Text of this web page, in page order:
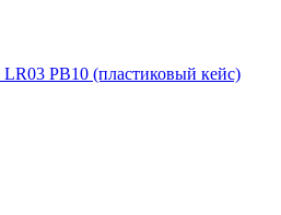
PB10 (пластиковый кейс)